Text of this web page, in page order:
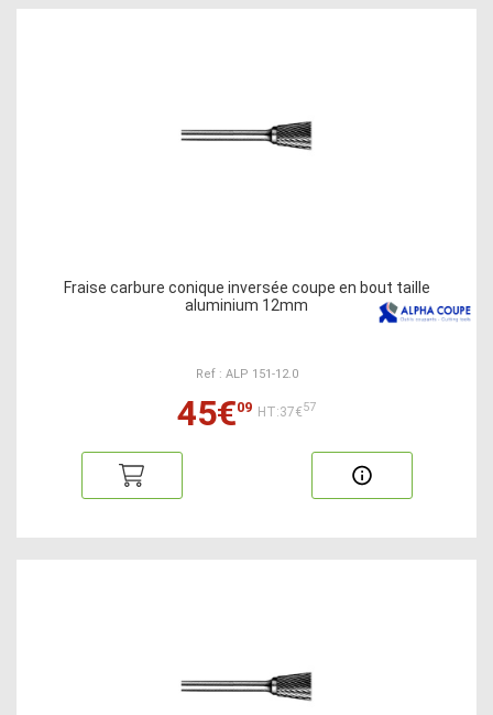
Fraise carbure conique inversée coupe en bout taille
aluminium 12mm
Ref : ALP 151-12.0
45€09 HT:37€57